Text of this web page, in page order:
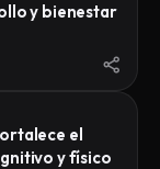
y bienestar
el
y físico